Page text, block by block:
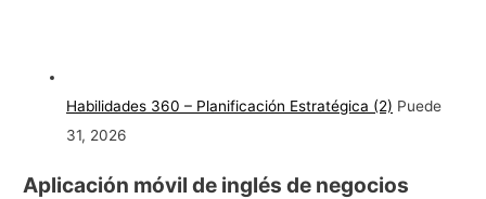
Habilidades 360 – Planificación Estratégica (2) Puede
31, 2026
Aplicación móvil de inglés de negocios